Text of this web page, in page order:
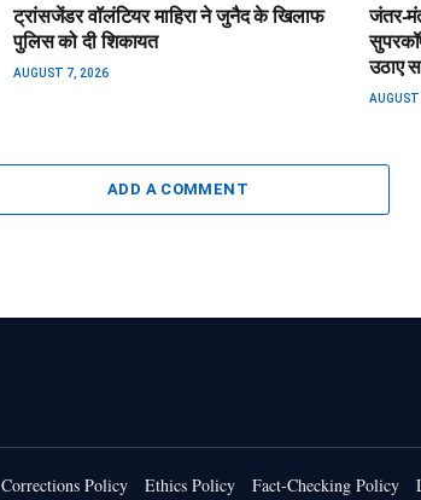
ट्रांसजेंडर वॉलंटियर माहिरा ने जुनैद के खिलाफ
पुलिस को दी शिकायत
AUGUST 7, 2026
जंतर-
उठाए
ADD A COMMENT
Corrections Policy Ethics Policy Fact-Checking Policy